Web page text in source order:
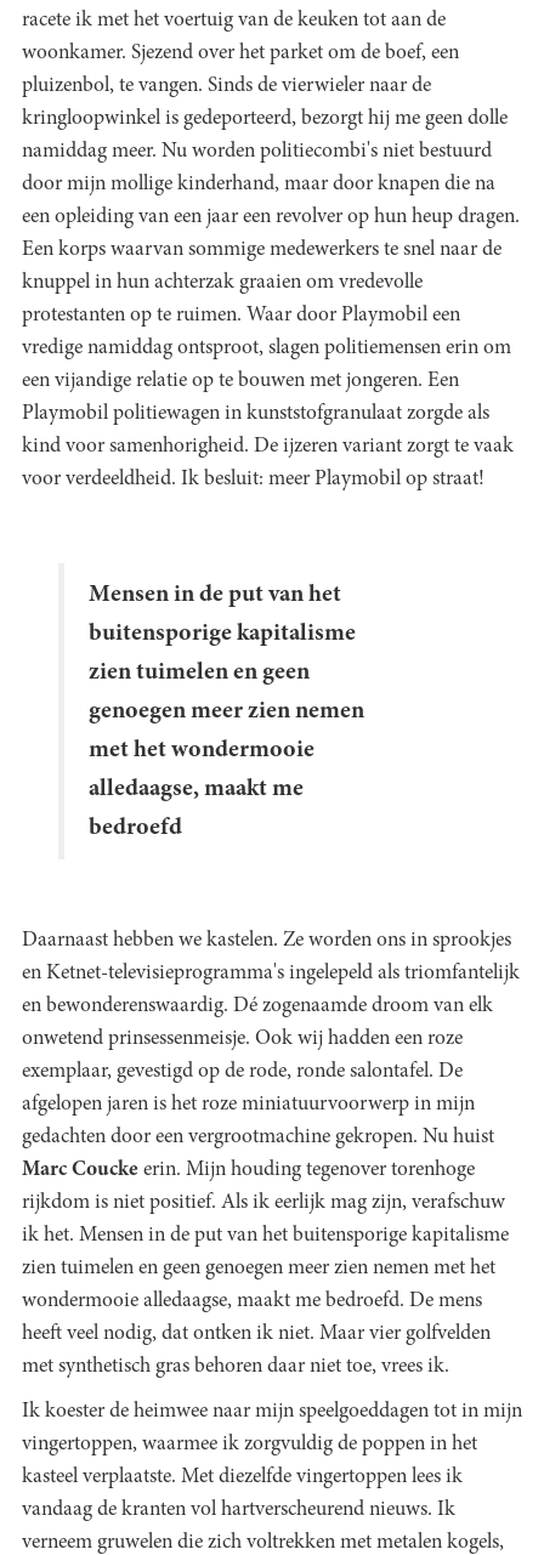
racete ik met het voertuig van de keuken tot aan de
woonkamer. Sjezend over het parket om de boef, een
pluizenbol, te vangen. Sinds de vierwieler naar de
kringloopwinkel is gedeporteerd, bezorgt hij me geen dolle
namiddag meer. Nu worden politiecombi's niet bestuurd
door mijn mollige kinderhand, maar door knapen die na
een opleiding van een jaar een revolver op hun heup dragen.
Een korps waarvan sommige medewerkers te snel naar de
knuppel in hun achterzak graaien om vredevolle
protestanten op te ruimen. Waar door Playmobil een
vredige namiddag ontsproot, slagen politiemensen erin om
een vijandige relatie op te bouwen met jongeren. Een
Playmobil politiewagen in kunststofgranulaat zorgde als
kind voor samenhorigheid. De ijzeren variant zorgt te vaak
voor verdeeldheid. Ik besluit: meer Playmobil op straat!
Mensen in de put van het
buitensporige kapitalisme
zien tuimelen en geen
genoegen meer zien nemen
met het wondermooie
alledaagse, maakt me
bedroefd
Daarnaast hebben we kastelen. Ze worden ons in sprookjes
en Ketnet-televisieprogramma's ingelepeld als triomfantelijk
en bewonderenswaardig. Dé zogenaamde droom van elk
onwetend prinsessenmeisje. Ook wij hadden een roze
exemplaar, gevestigd op de rode, ronde salontafel. De
afgelopen jaren is het roze miniatuurvoorwerp in mijn
gedachten door een vergrootmachine gekropen. Nu huist
Marc Coucke erin. Mijn houding tegenover torenhoge
rijkdom is niet positief. Als ik eerlijk mag zijn, verafschuw
ik het. Mensen in de put van het buitensporige kapitalisme
zien tuimelen en geen genoegen meer zien nemen met het
wondermooie alledaagse, maakt me bedroefd. De mens
heeft veel nodig, dat ontken ik niet. Maar vier golfvelden
met synthetisch gras behoren daar niet toe, vrees ik.
Ik koester de heimwee naar mijn speelgoeddagen tot in mijn
vingertoppen, waarmee ik zorgvuldig de poppen in het
kasteel verplaatste. Met diezelfde vingertoppen lees ik
vandaag de kranten vol hartverscheurend nieuws. Ik
verneem gruwelen die zich voltrekken met metalen kogels,